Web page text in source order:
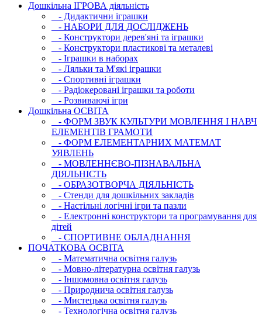
Дошкільна ІГРОВА діяльність
- Дидактични іграшки
- НАБОРИ ДЛЯ ДОСЛІДЖЕНЬ
- Конструктори дерев'яні та іграшки
- Конструктори пластикові та металеві
- Іграшки в наборах
- Ляльки та М'які іграшки
- Спортивні іграшки
- Радіокеровані іграшки та роботи
- Розвиваючі ігри
Дошкільна ОСВIТА
- ФОРМ ЗВУК КУЛЬТУРИ МОВЛЕННЯ І НАВЧ
ЕЛЕМЕНТІВ ГРАМОТИ
- ФОРМ ЕЛЕМЕНТАРНИХ МАТЕМАТ
УЯВЛЕНЬ
- МОВЛЕННЄВО-ПІЗНАВАЛЬНА
ДІЯЛЬНІСТЬ
- ОБРАЗОТВОРЧА ДІЯЛЬНІСТЬ
- Стенди для дошкільних закладів
- Настільні логічні ігри та пазли
- Електронні конструктори та програмування для
дітей
- СПОРТИВНЕ ОБЛАДНАННЯ
ПОЧАТКОВА ОСВIТА
- Математична освітня галузь
- Мовно-літературна освітня галузь
- Iншомовна освітня галузь
- Природнича освітня галузь
- Мистецька освітня галузь
- Технологічна освітня галузь